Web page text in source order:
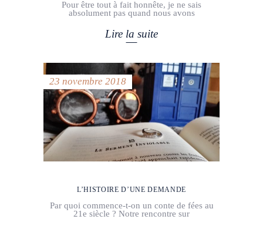
Pour être tout à fait honnête, je ne sais
absolument pas quand nous avons
Lire la suite
23 novembre 2018
L’HISTOIRE D’UNE DEMANDE
Par quoi commence-t-on un conte de fées au
21e siècle ? Notre rencontre sur